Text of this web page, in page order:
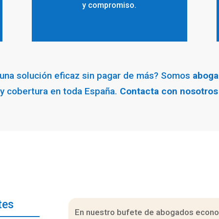
y compromiso.
solución eficaz sin pagar de más? Somos
cobertura en toda España. Contacta con
En nuestro bufete de abogados